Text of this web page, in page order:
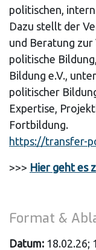
politischen,
Dazu stellt der
und Beratung
politische
Bildung e.V.,
politischer
Expertise,
Fortbildung.
https://transfer-
>>> Hier geht es
Format &
Datum: 18.02.26;